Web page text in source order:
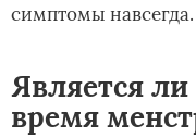
симптомы навсегда.
Является ли
время